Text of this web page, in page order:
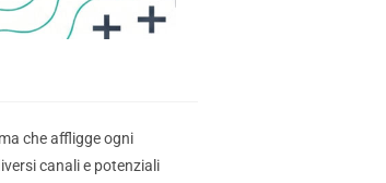
che affligge ogni
canali e potenziali